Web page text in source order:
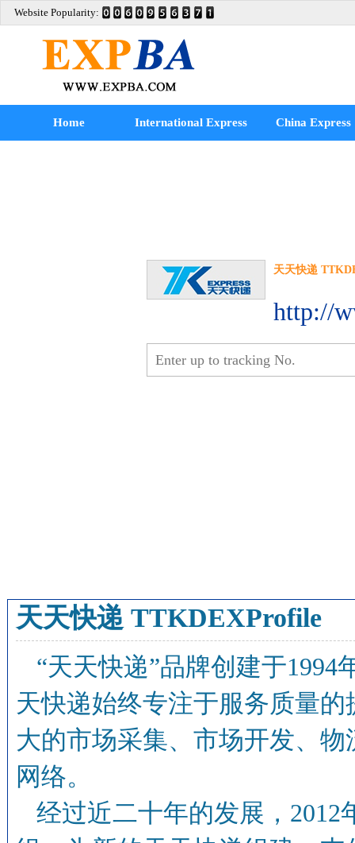
Website Popularity:
Home International Express China Express
天天快递
http://
天天快递 TTKDEXProfile
“天天快递”品牌创建于
天快递始终专注于服务质量
大的市场采集、市场开发、
网络。
经过近二十年的发展，